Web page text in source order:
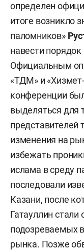
определен
итоге возникло
паломников»
навести
Официальным
«ТДМ» и
конференции
выделяться для
представителей
изменения на
избежать
ислама в среду
последовали
Казани, после
Гатауллин
подозреваемых
рынка. Позже